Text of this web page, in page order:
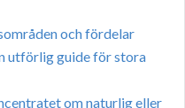
och fördelar
utförlig guide för stora
om naturlig eller